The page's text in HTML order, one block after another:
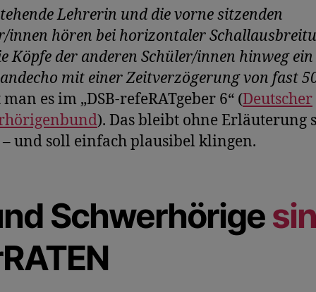
Lehrerin und die vorne sitzenden
innen hören bei horizontaler
Köpfe der anderen Schüler/innen hinweg ein
mit einer Zeitverzögerung von fast
es im „DSB-refeRATgeber 6“ (Deutscher
d). Das bleibt ohne Erläuterung
– und soll einfach plausibel klingen.
Schwerhörige